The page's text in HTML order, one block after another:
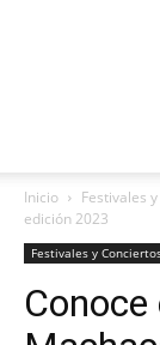
Inicio Festivales
edición 2023
Festivales y